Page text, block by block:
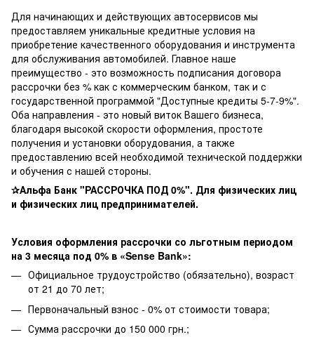
Для начинающих и действующих автосервисов мы
предоставляем уникальные кредитные условия на
приобретение качественного оборудования и инструмента
для обслуживания автомобилей. Главное наше
преимущество - это возможность подписания договора
рассрочки без % как с коммерческим банком, так и с
государственной программой "Доступные кредиты 5-7-9%".
Оба направления - это новый виток Вашего бизнеса,
благодаря высокой скорости оформления, простоте
получения и установки оборудования, а также
предоставлению всей необходимой технической поддержки
и обучения с нашей стороны.
✰Альфа Банк "РАССРОЧКА ПОД 0%". Для физических лиц
и физических лиц предпринимателей.
Условия оформления рассрочки со льготным периодом
на 3 месяца под 0% в «Sense Bank»:
Официальное трудоустройство (обязательно), возраст
от 21 до 70 лет;
Первоначальный взнос - 0% от стоимости товара;
Сумма рассрочки до 150 000 грн.;